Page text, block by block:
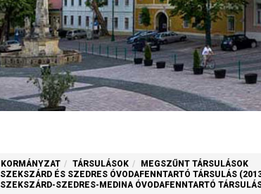
TÁRSULÁSOK
MEGSZŰNT TÁRSULÁSOK
SZEKSZÁRD ÉS SZEDRES ÓVODAFENNTARTÓ TÁRSULÁS
SZEKSZÁRD-SZEDRES-MEDINA ÓVODAFENNTARTÓ